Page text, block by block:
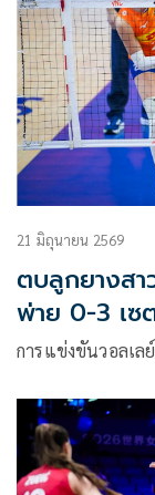
ครบทุกแมตช์ผ่าน
MONOMAX
ให้แฟนกีฬาได้รับ
21 มิถุนายน 2569
ตบลูกยางสา
พ่าย 0-3 เซ
การแข่งขันวอลเ